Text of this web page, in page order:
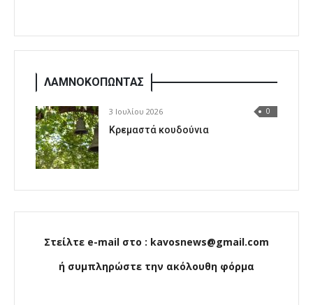
ΛΑΜΝΟΚΟΠΩΝΤΑΣ
3 Ιουλίου 2026 0
Κρεμαστά κουδούνια
Στείλτε e-mail στο : kavosnews@gmail.com
ή συμπληρώστε την ακόλουθη φόρμα